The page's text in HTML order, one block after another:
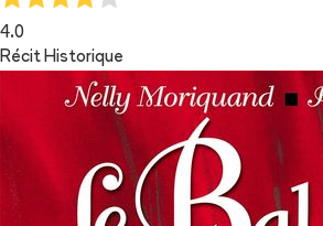
4.0
Récit Historique